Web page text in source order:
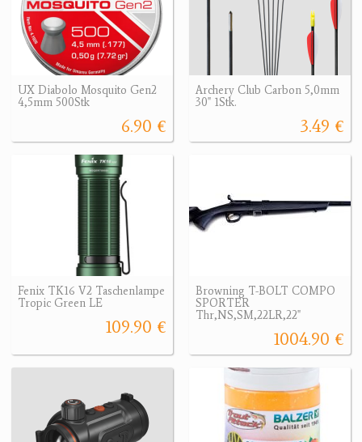
UX Diabolo Mosquito Gen2
4,5mm 500Stk
6.90 €
Archery Club Carbon 5,0mm
30" 1Stk.
3.49 €
Fenix TK16 V2 Taschenlampe
Tropic Green LE
109.90 €
Browning T-BOLT COMPO
SPORTER
Thr,NS,SM,22LR,22"
1004.90 €